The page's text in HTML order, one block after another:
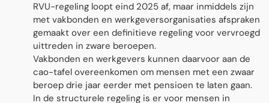
RVU-regeling loopt eind 2025 af, maar inmiddels zijn
met vakbonden en werkgeversorganisaties afspraken
gemaakt over een definitieve regeling voor vervroegd
uittreden in zware beroepen.
Vakbonden en werkgevers kunnen daarvoor aan de
cao-tafel overeenkomen om mensen met een zwaar
beroep drie jaar eerder met pensioen te laten gaan.
In de structurele regeling is er voor mensen in